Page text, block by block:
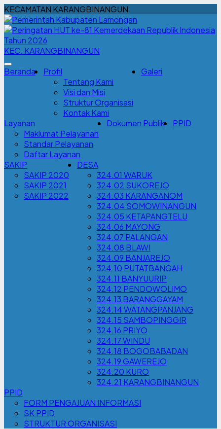
KECAMATAN KARANGBINANGUN
KEC. KARANGBINANGUN
Beranda
Profil
Tentang Kami
Visi dan Misi
Struktur Organisasi
Kontak Kami
Galeri
Layanan
Maklumat Pelayanan
Standar Pelayanan
Daftar Layanan
Dokumen Publik PPID
SAKIP
SAKIP 2020
SAKIP 2021
SAKIP 2022
DESA
324.01 WARUK
324.02 SUKOREJO
324.03 KARANGANOM
324.04 SOMOWINANGUN
324.05 KETAPANGTELU
324.06 MAYONG
324.07 PALANGAN
324.08 BLAWI
324.09 BANJAREJO
324.10 PUTATBANGAH
324.11 BANYUURIP
324.12 PENDOWOLIMO
324.13 BARANGGAYAM
324.14 WATANGPANJANG
324.15 SAMBOPINGGIR
324.16 PRIYO
324.17 WINDU
324.18 BOGOBABADAN
324.19 GAWEREJO
324.20 KURO
324.21 KARANGBINANGUN
PPID
FORM PENGAJUAN INFORMASI
SK PPID
STRUKTUR ORGANISASI